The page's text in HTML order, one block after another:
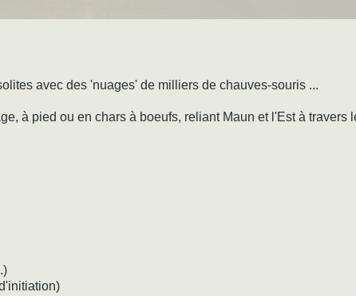
avec des 'nuages' de milliers de chauves-souris ...
à pied ou en chars à boeufs, reliant Maun et l'Est à travers